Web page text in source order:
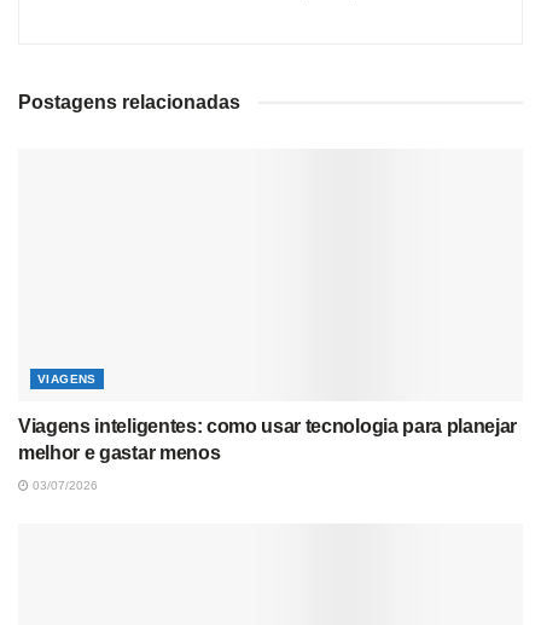
Postagens relacionadas
VIAGENS
Viagens inteligentes: como usar tecnologia para planejar
melhor e gastar menos
03/07/2026